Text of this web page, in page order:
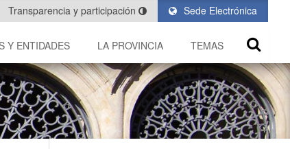
Sede Electrónica
Transparencia y participación
Y ENTIDADES LA PROVINCIA TEMAS